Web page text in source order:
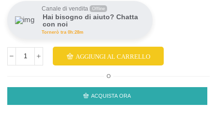
Canale di vendita Offline
Hai bisogno di aiuto? Chatta
con noi
Tornerò tra 0h:28m
AGGIUNGI AL CARRELLO
O
ACQUISTA ORA